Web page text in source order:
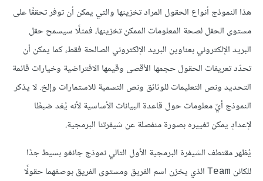
هذا النموذج أنواع الحقول المراد تخزينها والتي يمكن أن توفر تحققًا على
مستوى الحقل لصحة المعلومات الممكن تخزينها، فمثلًا سيسمح حقل
البريد الإلكتروني بعناوين البريد الإلكتروني الصالحة فقط، كما يمكن أن
تحدّد تعريفات الحقول حجمها الأقصى وقيمها الافتراضية وخيارات قائمة
التحديد ونص التعليمات للوثائق ونص التسمية للاستمارات وإلخ. لا يذكر
النموذج أيّ معلومات حول قاعدة البيانات الأساسية لأنه يُعَد ضبطًا
لإعدادٍ يمكن تغييره بصورة منفصلة عن شيفرتنا البرمجية.
يُظهر مقتطف الشيفرة البرمجية الأول التالي نموذج جانغو بسيط جدًا
للكائن Team الذي يخزن اسم الفريق ومستوى الفريق بوصفهما حقولًا